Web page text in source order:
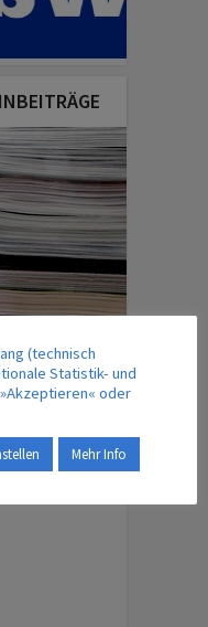
AUCH …
(technisch
Statistik- und
oder
Mehr Info